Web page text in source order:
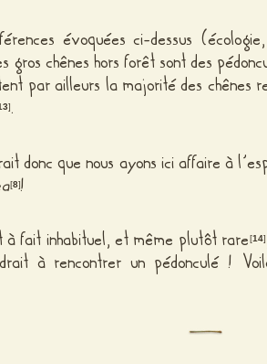
évoquées ci-dessus
gros chênes hors forêt sont des
par ailleurs la majorité des chênes
].
donc que nous ayons ici affaire à
[8]!
à fait inhabituel, et même plutôt rare[14]
à rencontrer un pédonculé !